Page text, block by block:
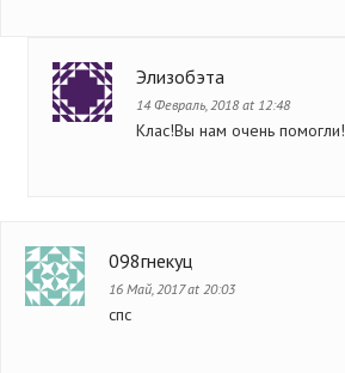
Элизобэта
14 Февраль, 2018 at 12:48
Клас!Вы нам очень помогли!
098гнекуц
16 Май, 2017 at 20:03
спс